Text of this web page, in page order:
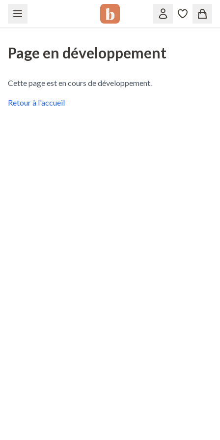
Page en développement
Cette page est en cours de développement.
Retour à l'accueil